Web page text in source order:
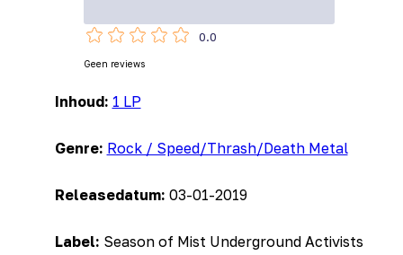
Inhoud: 1 LP
Genre: Rock / Speed/Thrash/Death Metal
Releasedatum: 03-01-2019
Label: Season of Mist Underground Activists
0.0
Geen reviews